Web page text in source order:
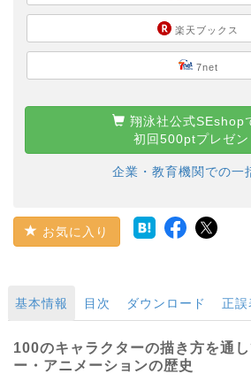
楽天ブックス
7net
翔泳社公式SEshop
初回500ptプレゼン
企業・教育機関での一
お気に入り
基本情報 目次 ダウンロード 正誤
100のキャラクターの描き方を通
ー・アニメーションの歴史